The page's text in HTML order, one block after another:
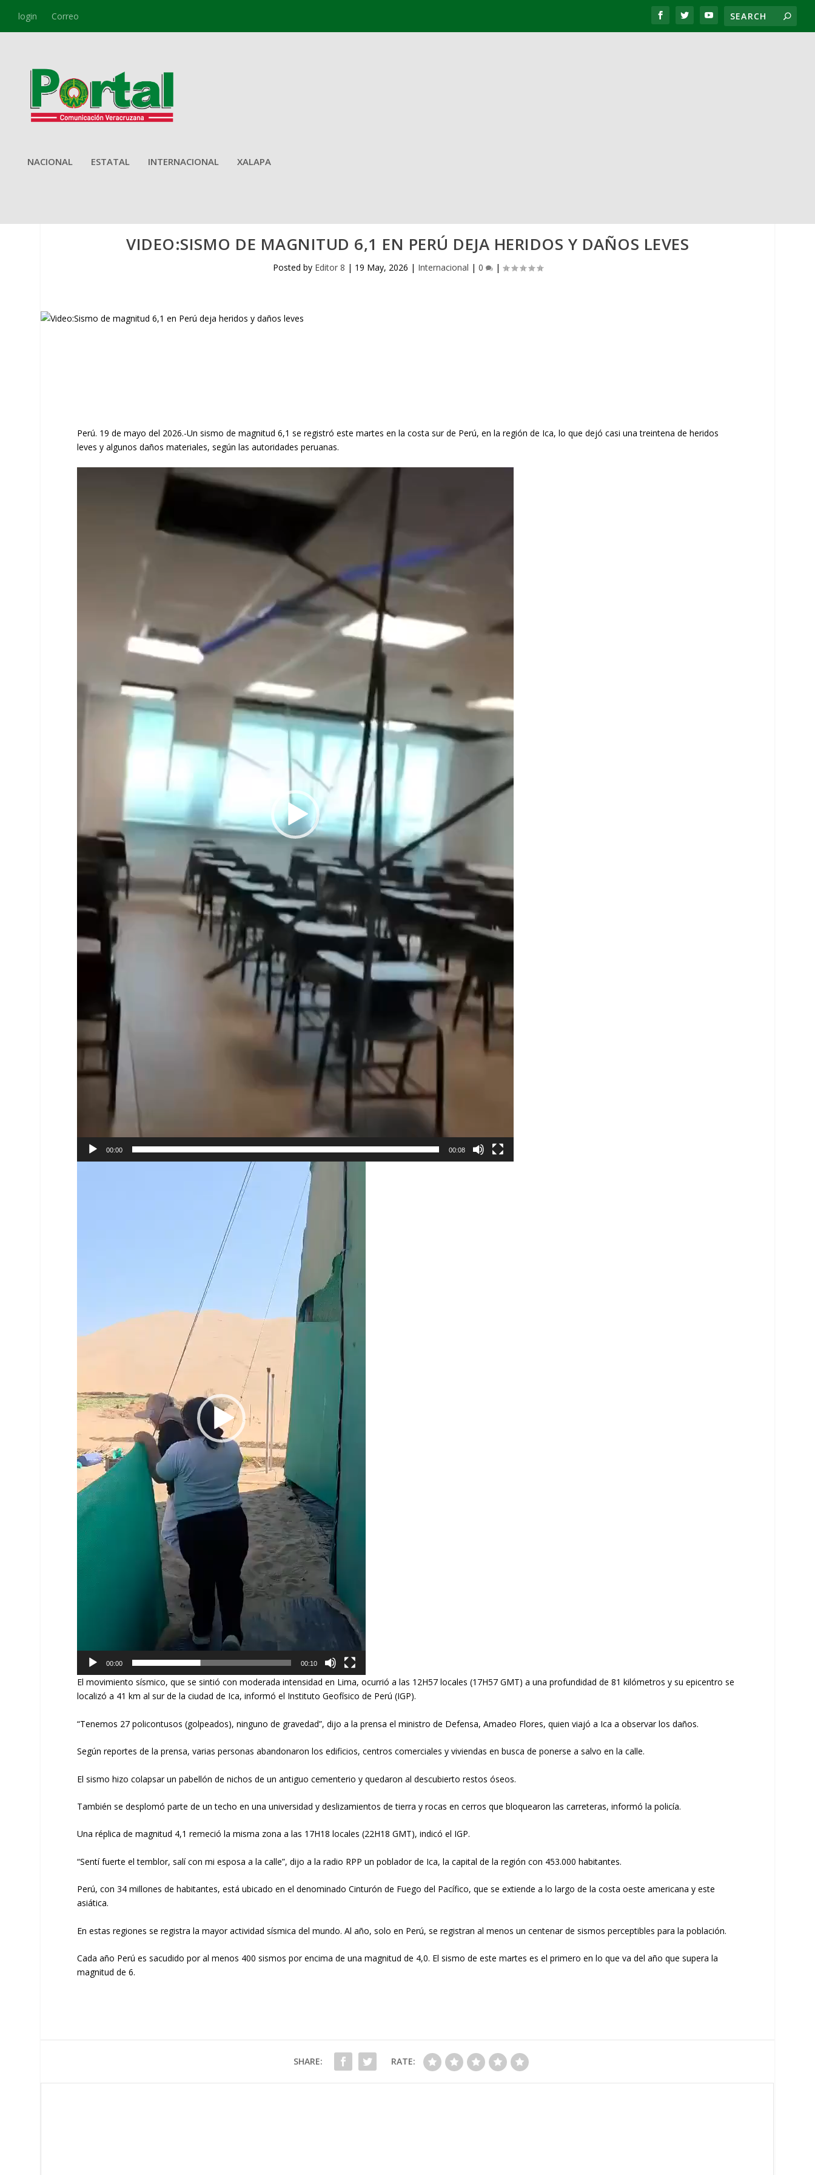
login Correo
NACIONAL ESTATAL INTERNACIONAL XALAPA
VIDEO:SISMO DE MAGNITUD 6,1 EN PERÚ DEJA HERIDOS Y DAÑOS LEVES
Posted by Editor 8 | 19 May, 2026 | Internacional | 0 |
Perú. 19 de mayo del 2026.-Un sismo de magnitud 6,1 se registró este martes en la costa sur de Perú, en la región de Ica, lo que dejó casi una treintena de heridos
leves y algunos daños materiales, según las autoridades peruanas.
00:00 00:08
00:00 00:10
El movimiento sísmico, que se sintió con moderada intensidad en Lima, ocurrió a las 12H57 locales (17H57 GMT) a una profundidad de 81 kilómetros y su epicentro se
localizó a 41 km al sur de la ciudad de Ica, informó el Instituto Geofísico de Perú (IGP).
“Tenemos 27 policontusos (golpeados), ninguno de gravedad”, dijo a la prensa el ministro de Defensa, Amadeo Flores, quien viajó a Ica a observar los daños.
Según reportes de la prensa, varias personas abandonaron los edificios, centros comerciales y viviendas en busca de ponerse a salvo en la calle.
El sismo hizo colapsar un pabellón de nichos de un antiguo cementerio y quedaron al descubierto restos óseos.
También se desplomó parte de un techo en una universidad y deslizamientos de tierra y rocas en cerros que bloquearon las carreteras, informó la policía.
Una réplica de magnitud 4,1 remeció la misma zona a las 17H18 locales (22H18 GMT), indicó el IGP.
“Sentí fuerte el temblor, salí con mi esposa a la calle”, dijo a la radio RPP un poblador de Ica, la capital de la región con 453.000 habitantes.
Perú, con 34 millones de habitantes, está ubicado en el denominado Cinturón de Fuego del Pacífico, que se extiende a lo largo de la costa oeste americana y este
asiática.
En estas regiones se registra la mayor actividad sísmica del mundo. Al año, solo en Perú, se registran al menos un centenar de sismos perceptibles para la población.
Cada año Perú es sacudido por al menos 400 sismos por encima de una magnitud de 4,0. El sismo de este martes es el primero en lo que va del año que supera la
magnitud de 6.
SHARE: RATE: